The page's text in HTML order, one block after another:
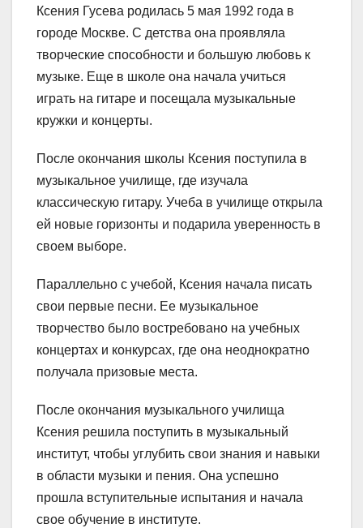
Ксения Гусева родилась 5 мая 1992 года в
городе Москве. С детства она проявляла
творческие способности и большую любовь к
музыке. Еще в школе она начала учиться
играть на гитаре и посещала музыкальные
кружки и концерты.
После окончания школы Ксения поступила в
музыкальное училище, где изучала
классическую гитару. Учеба в училище открыла
ей новые горизонты и подарила уверенность в
своем выборе.
Параллельно с учебой, Ксения начала писать
свои первые песни. Ее музыкальное
творчество было востребовано на учебных
концертах и конкурсах, где она неоднократно
получала призовые места.
После окончания музыкального училища
Ксения решила поступить в музыкальный
институт, чтобы углубить свои знания и навыки
в области музыки и пения. Она успешно
прошла вступительные испытания и начала
свое обучение в институте.